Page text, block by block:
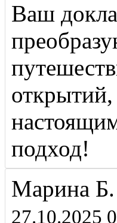
Ваш
подход!
Марина Б.
27.10.2025